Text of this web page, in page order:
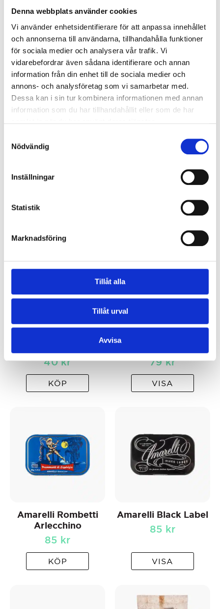
Denna webbplats använder cookies
Vi använder enhetsidentifierare för att anpassa innehållet
och annonserna till användarna, tillhandahålla funktioner
för sociala medier och analysera vår trafik. Vi
vidarebefordrar även sådana identifierare och annan
information från din enhet till de sociala medier och
annons- och analysföretag som vi samarbetar med.
Dessa kan i sin tur kombinera informationen med annan
information som du har tillhandahållit eller som de har
Nödvändig
Inställningar
Statistik
Marknadsföring
Tillåt alla
Tillåt urval
Avvisa
KÖP
Pastillfabriken Salty
45
Pastillfabriken
Explosion
40kr
KÖP
Amarelli Spezzatina
79kr
VISA
Amarelli Rombetti
Arlecchino
85 kr
KÖP
Amarelli Black Label
85 kr
VISA